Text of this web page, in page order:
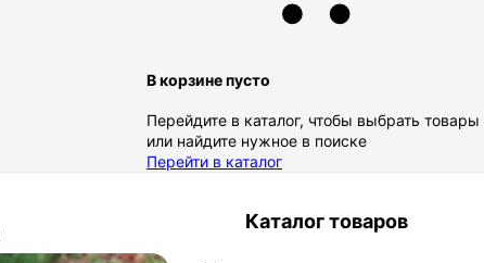
В корзине пусто
Перейдите в каталог, чтобы выбрать товары
или найдите нужное в поиске
Перейти в каталог
Каталог товаров